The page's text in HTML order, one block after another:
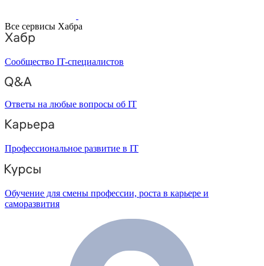
Все сервисы Хабра
Сообщество IT-специалистов
Ответы на любые вопросы об IT
Профессиональное развитие в IT
Обучение для смены профессии, роста в карьере и
саморазвития